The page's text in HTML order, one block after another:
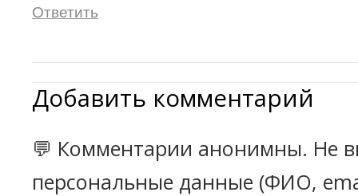
Ответить
Добавить комментарий
💬 Комментарии анонимны. Не
персональные данные (ФИО,